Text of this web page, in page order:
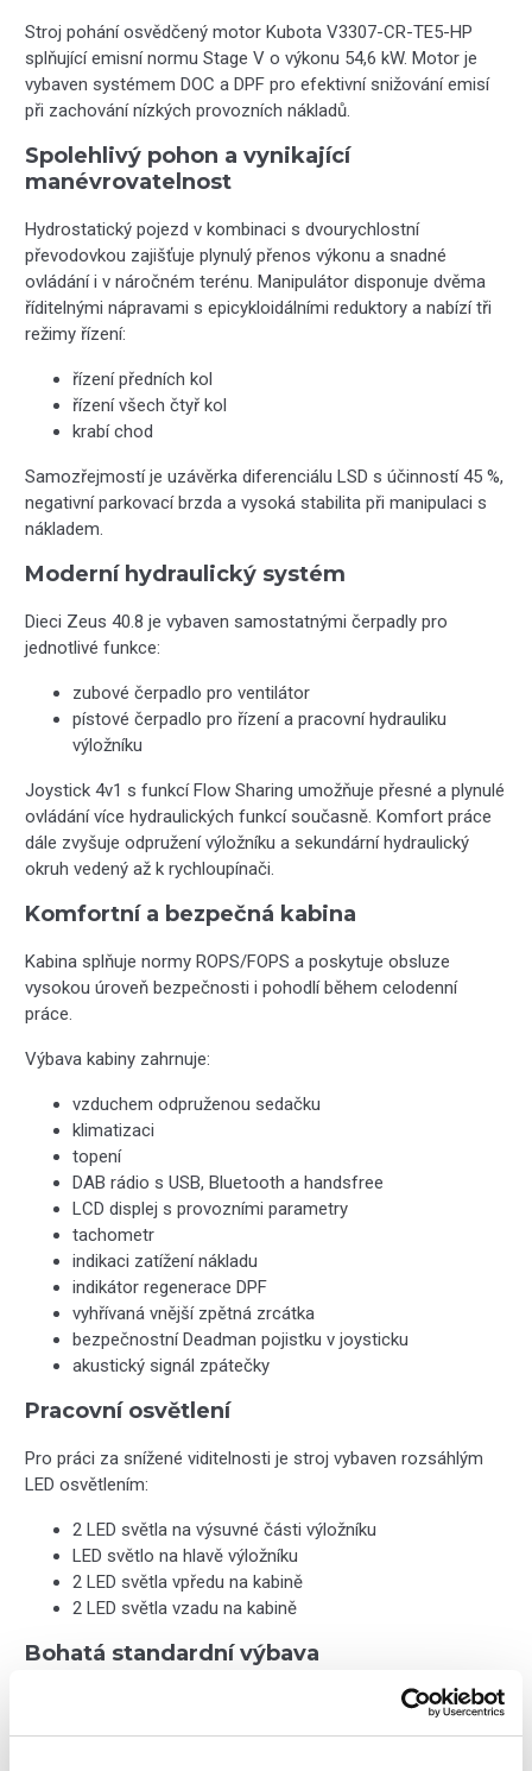
Stroj pohání osvědčený motor Kubota V3307-CR-TE5-HP
splňující emisní normu Stage V o výkonu 54,6 kW. Motor je
vybaven systémem DOC a DPF pro efektivní snižování emisí
při zachování nízkých provozních nákladů.
Spolehlivý pohon a vynikající
manévrovatelnost
Hydrostatický pojezd v kombinaci s dvourychlostní
převodovkou zajišťuje plynulý přenos výkonu a snadné
ovládání i v náročném terénu. Manipulátor disponuje dvěma
říditelnými nápravami s epicykloidálními reduktory a nabízí tři
režimy řízení:
řízení předních kol
řízení všech čtyř kol
krabí chod
Samozřejmostí je uzávěrka diferenciálu LSD s účinností 45 %,
negativní parkovací brzda a vysoká stabilita při manipulaci s
nákladem.
Moderní hydraulický systém
Dieci Zeus 40.8 je vybaven samostatnými čerpadly pro
jednotlivé funkce:
zubové čerpadlo pro ventilátor
pístové čerpadlo pro řízení a pracovní hydrauliku
výložníku
Joystick 4v1 s funkcí Flow Sharing umožňuje přesné a plynulé
ovládání více hydraulických funkcí současně. Komfort práce
dále zvyšuje odpružení výložníku a sekundární hydraulický
okruh vedený až k rychloupínači.
Komfortní a bezpečná kabina
Kabina splňuje normy ROPS/FOPS a poskytuje obsluze
vysokou úroveň bezpečnosti i pohodlí během celodenní
práce.
Výbava kabiny zahrnuje:
vzduchem odpruženou sedačku
klimatizaci
topení
DAB rádio s USB, Bluetooth a handsfree
LCD displej s provozními parametry
tachometr
indikaci zatížení nákladu
indikátor regenerace DPF
vyhřívaná vnější zpětná zrcátka
bezpečnostní Deadman pojistku v joysticku
akustický signál zpátečky
Pracovní osvětlení
Pro práci za snížené viditelnosti je stroj vybaven rozsáhlým
LED osvětlením:
2 LED světla na výsuvné části výložníku
LED světlo na hlavě výložníku
2 LED světla vpředu na kabině
2 LED světla vzadu na kabině
Bohatá standardní výbava
standardní pneumatiky CEAT MPT602 405/70-24